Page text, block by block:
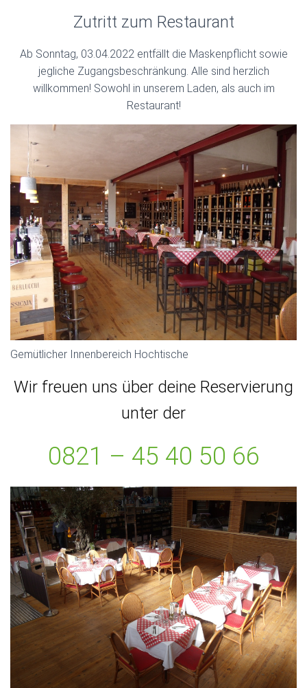
Zutritt zum Restaurant
Ab Sonntag, 03.04.2022 entfällt die Maskenpflicht sowie
jegliche Zugangsbeschränkung. Alle sind herzlich
willkommen! Sowohl in unserem Laden, als auch im
Restaurant!
Gemütlicher Innenbereich Hochtische
Wir freuen uns über deine Reservierung
unter der
0821 – 45 40 50 66